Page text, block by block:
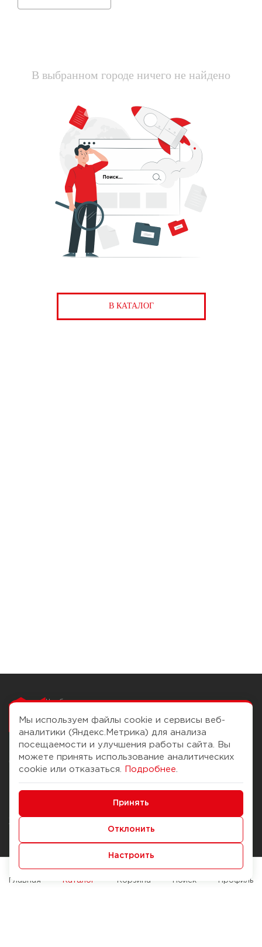
В выбранном городе ничего не найдено
В КАТАЛОГ
Чтобы вам легко
О компании
История Компании
Журнал
Наши марки
Брендирование
Помощь
Доставка и оплата
Способы оплаты
Служба контроля качества
Мы используем файлы cookie и сервисы веб-
аналитики (Яндекс.Метрика) для анализа
посещаемости и улучшения работы сайта. Вы
можете принять использование аналитических
cookie или отказаться.
Подробнее
Принять
Отклонить
Настроить
Главная Каталог Корзина Поиск Профиль